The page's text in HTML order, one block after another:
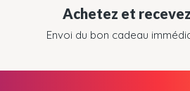
Achetez et
Envoi du bon cadeau